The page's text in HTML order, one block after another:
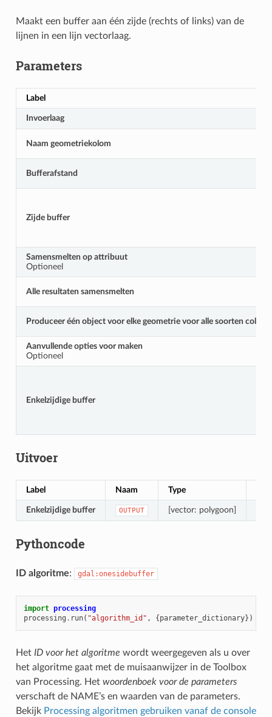
Maakt een buffer aan één zijde (rechts of links) van de
lijnen in een lijn vectorlaag.
Parameters
Label
Invoerlaag
Naam geometriekolom
Bufferafstand
Zijde buffer
Samensmelten op attribuut
Optioneel
Alle resultaten samensmelten
Produceer één object voor elke geometrie voor alle soorten
Aanvullende opties voor maken
Optioneel
Enkelzijdige buffer
Uitvoer
Label Naam Type
Enkelzijdige buffer OUTPUT [vector: polygoon]
Pythoncode
ID algoritme: gdal:onesidebuffer
import processing
processing . run( "algorithm_id" , {parameter_dictionary})
Het ID voor het algoritme wordt weergegeven als u over
het algoritme gaat met de muisaanwijzer in de Toolbox
van Processing. Het woordenboek voor de parameters
verschaft de NAME’s en waarden van de parameters.
Bekijk Processing algoritmen gebruiken vanaf de console